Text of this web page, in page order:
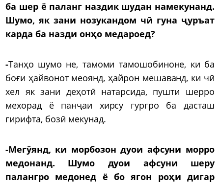
ба шер ё паланг наздик шудан намекунанд.
Шумо, як зани нозукандом чӣ гуна ҷуръат
карда ба назди онҳо медароед?
-Танҳо шумо не, тамоми тамошобиноне, ки ба
боғи ҳайвонот меоянд, ҳайрон мешаванд, ки чӣ
хел як зани деҳотӣ натарсида, пушти шерро
мехорад ё панҷаи хирсу гургро ба дасташ
гирифта, бозӣ мекунад.
-Мегӯянд, ки морбозон дуои афсуни морро
медонанд. Шумо дуои афсуни шеру
палангро медонед ё бо ягон роҳи дигар